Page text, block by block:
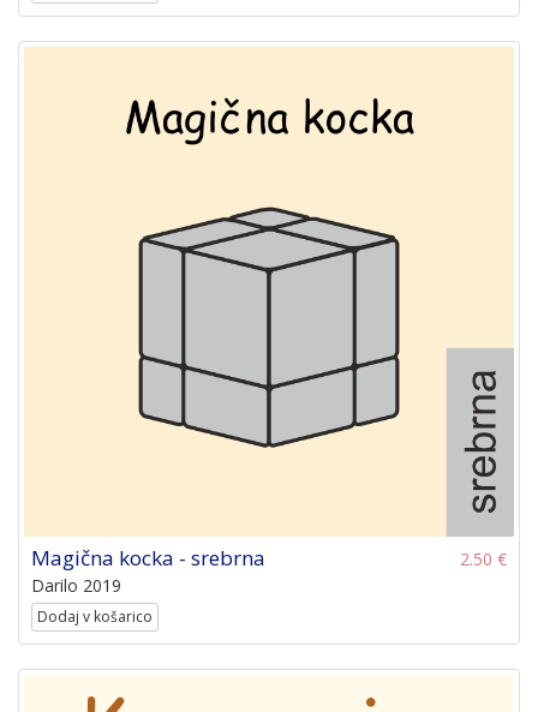
Magična kocka - srebrna
2.50 €
Darilo 2019
Dodaj v košarico